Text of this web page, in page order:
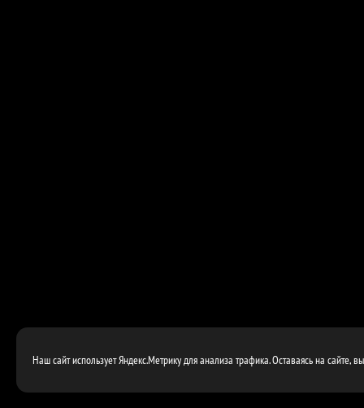
Наш сайт использует Яндекс.Метрику для анализа трафика. Оставаясь на сайте,